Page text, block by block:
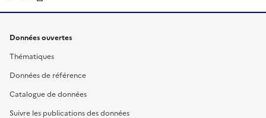
Données ouvertes
Thématiques
Données de référence
Catalogue de données
Suivre les publications des données